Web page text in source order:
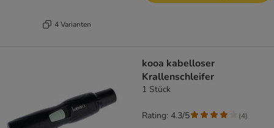
4 Varianten
kooa kabelloser
Krallenschleifer
1 Stück
Rating: 4.3/5 (4)